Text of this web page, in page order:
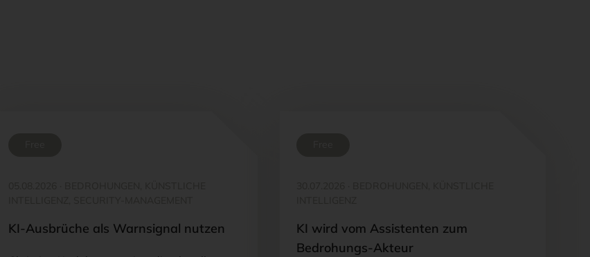
KI-Ausbrüche als Warnsignal nutzen
KI wird vom Assistenten zum
Bedrohungs-Akteur